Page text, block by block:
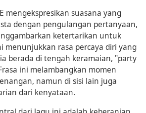
mengekspresikan suasana yang
dengan pengulangan pertanyaan,
ketertarikan untuk
menunjukkan rasa percaya diri yang
berada di tengah keramaian, "party
ini melambangkan momen
namun di sisi lain juga
dari kenyataan.